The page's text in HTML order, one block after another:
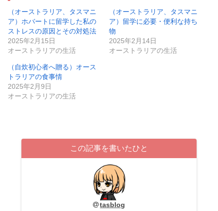
（オーストラリア、タスマニ
ア）ホバートに留学した私の
ストレスの原因とその対処法
2025年2月15日
オーストラリアの生活
（オーストラリア、タスマニ
ア）留学に必要・便利な持ち
物
2025年2月14日
オーストラリアの生活
（自炊初心者へ贈る）オース
トラリアの食事情
2025年2月9日
オーストラリアの生活
この記事を書いたひと
tasblog